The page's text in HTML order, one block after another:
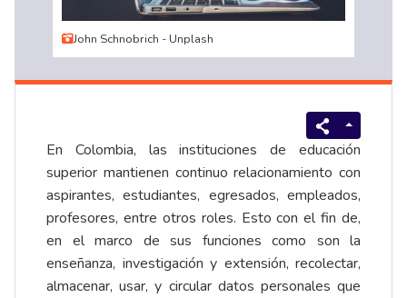
John Schnobrich - Unplash
En Colombia, las instituciones de educación
superior mantienen continuo relacionamiento con
aspirantes, estudiantes, egresados, empleados,
profesores, entre otros roles. Esto con el fin de,
en el marco de sus funciones como son la
enseñanza, investigación y extensión, recolectar,
almacenar, usar, y circular datos personales que